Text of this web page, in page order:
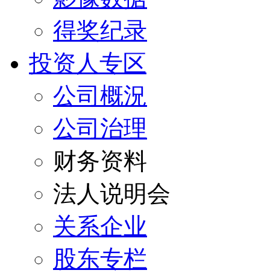
得奖纪录
投资人专区
公司概況
公司治理
财务资料
法人说明会
关系企业
股东专栏